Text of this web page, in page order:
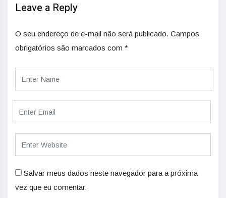
Leave a Reply
O seu endereço de e-mail não será publicado. Campos
obrigatórios são marcados com *
Salvar meus dados neste navegador para a próxima
vez que eu comentar.